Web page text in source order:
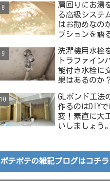
ベストが入っ
どうするの？
肩回りにお湯
る高級システ
はお勧めなの
プションを語
洗濯機用水栓
トラファイン
能付き水栓に
果はあるのか
GLボンド工法
作るのはDIY
変！素直に大
いしましょう。
ポテポテの雑記ブログはコチラ